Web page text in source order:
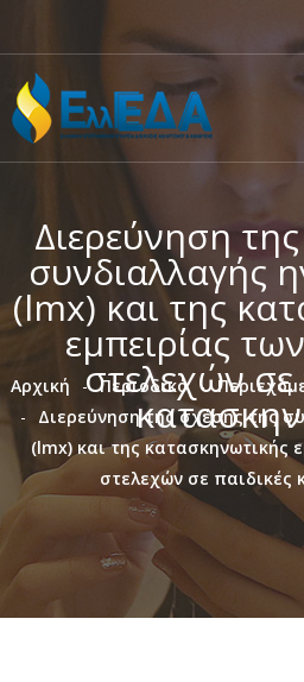
προς το
κυρίως
περιεχόμενο
Διερεύνηση
συνδιαλλαγής
(lmx) και της
εμπειρίας
στελεχών σε
Αρχική Περιοδικό
Διερεύνηση της σχέσης της
(lmx) και της κατασκηνωτικής
στελεχών σε παιδικές